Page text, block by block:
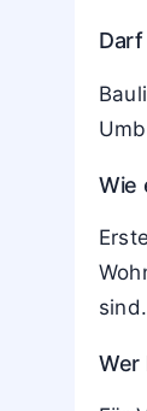
Wie
sind.
Wer